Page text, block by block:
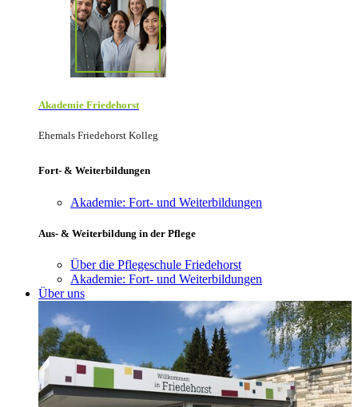
Akademie Friede­horst
Ehemals Friedehorst Kolleg
Fort- & Weiterbildungen
Akademie: Fort- und Weiterbildungen
Aus- & Weiterbildung in der Pflege
Über die Pflegeschule Friedehorst
Akademie: Fort- und Weiterbildungen
Über uns